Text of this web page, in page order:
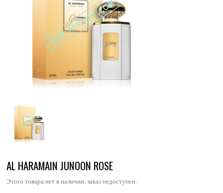
AL HARAMAIN JUNOON ROSE
Этого товара нет в наличии, заказ недоступен.